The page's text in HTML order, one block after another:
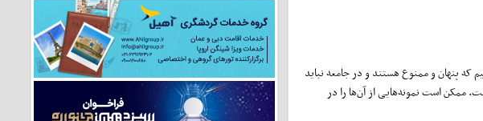
پنهان و ممنوع هستند و در جامعه نباید
ممکن است نمونه‌هایی از آن‌ها را در